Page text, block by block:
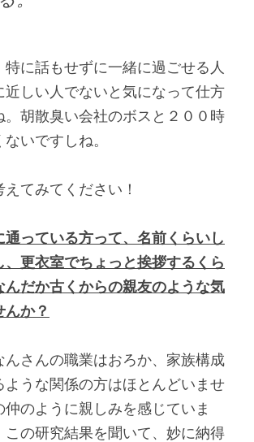
特に話もせずに一緒に過ごせる人
近しい人でないと気になって仕方
。胡散臭い会社のボスと２００時
いですしね。
えてみてください！
通っている方って、名前くらいし
、更衣室でちょっと挨拶するくら
んだか古くからの親友のような気
んか？
んさんの職業はおろか、家族構成
ような関係の方はほとんどいませ
仲のように親しみを感じていま
この研究結果を聞いて、妙に納得